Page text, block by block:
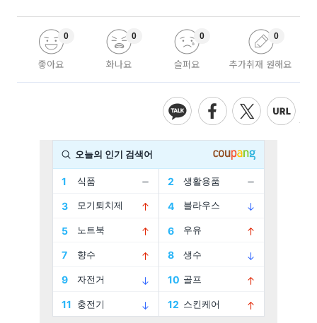
좋아요
0
화나요
0
슬퍼요
0
추가취재 원해요
0